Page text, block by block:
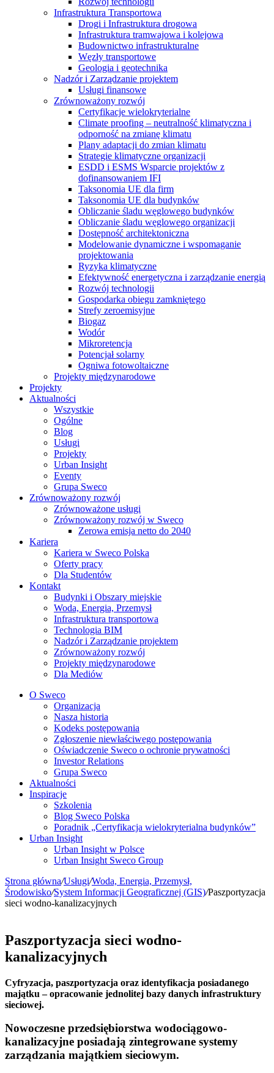
Infrastruktura Transportowa
Drogi i Infrastruktura drogowa
Infrastruktura tramwajowa i kolejowa
Budownictwo infrastrukturalne
Węzły transportowe
Geologia i geotechnika
Nadzór i Zarządzanie projektem
Usługi finansowe
Zrównoważony rozwój
Certyfikacje wielokryterialne
Climate proofing – neutralność klimatyczna i
odporność na zmianę klimatu
Plany adaptacji do zmian klimatu
Strategie klimatyczne organizacji
ESDD i ESMS Wsparcie projektów z
dofinansowaniem IFI
Taksonomia UE dla firm
Taksonomia UE dla budynków
Obliczanie śladu węglowego budynków
Obliczanie śladu węglowego organizacji
Dostępność architektoniczna
Modelowanie dynamiczne i wspomaganie
projektowania
Ryzyka klimatyczne
Efektywność energetyczna i zarządzanie energią
Rozwój technologii
Gospodarka obiegu zamkniętego
Strefy zeroemisyjne
Biogaz
Wodór
Mikroretencja
Potencjał solarny
Ogniwa fotowoltaiczne
Projekty międzynarodowe
Projekty
Aktualności
Wszystkie
Ogólne
Blog
Usługi
Projekty
Urban Insight
Eventy
Grupa Sweco
Zrównoważony rozwój
Zrównoważone usługi
Zrównoważony rozwój w Sweco
Zerowa emisja netto do 2040
Kariera
Kariera w Sweco Polska
Oferty pracy
Dla Studentów
Kontakt
Budynki i Obszary miejskie
Woda, Energia, Przemysł
Infrastruktura transportowa
Technologia BIM
Nadzór i Zarządzanie projektem
Zrównoważony rozwój
Projekty międzynarodowe
Dla Mediów
O Sweco
Organizacja
Nasza historia
Kodeks postępowania
Zgłoszenie niewłaściwego postępowania
Oświadczenie Sweco o ochronie prywatności
Investor Relations
Grupa Sweco
Aktualności
Inspiracje
Szkolenia
Blog Sweco Polska
Poradnik „Certyfikacja wielokryterialna budynków”
Urban Insight
Urban Insight w Polsce
Urban Insight Sweco Group
Strona główna/Usługi/Woda, Energia, Przemysł,
Środowisko/System Informacji Geograficznej (GIS)/Paszportyzacja
sieci wodno-kanalizacyjnych
Paszportyzacja sieci wodno-
kanalizacyjnych
Cyfryzacja, paszportyzacja oraz identyfikacja posiadanego
majątku – opracowanie jednolitej bazy danych infrastruktury
sieciowej.
Nowoczesne przedsiębiorstwa wodociągowo-
kanalizacyjne posiadają zintegrowane systemy
zarządzania majątkiem sieciowym.